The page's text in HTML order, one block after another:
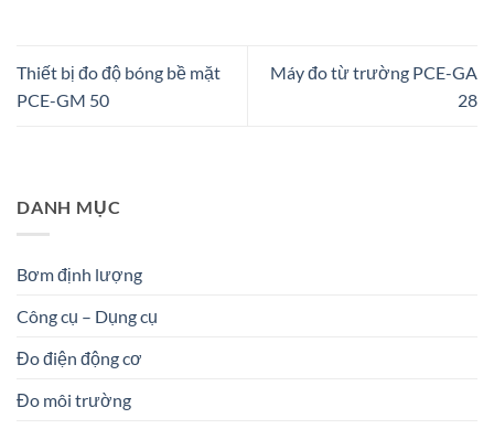
Thiết bị đo độ bóng bề mặt
PCE-GM 50
Máy đo từ trường PCE-GA
28
DANH MỤC
Bơm định lượng
Công cụ – Dụng cụ
Đo điện động cơ
Đo môi trường